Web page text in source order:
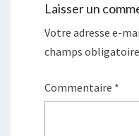
Laisser un
Votre adresse e-
champs
Commentaire *